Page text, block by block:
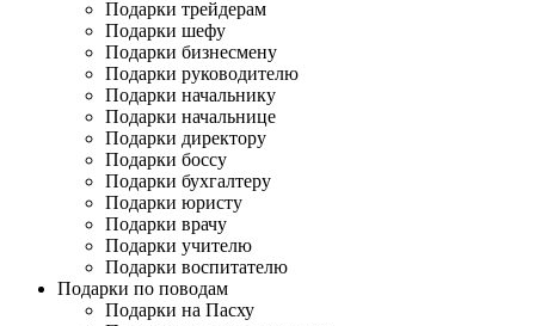
Подарки трейдерам
Подарки шефу
Подарки бизнесмену
Подарки руководителю
Подарки начальнику
Подарки начальнице
Подарки директору
Подарки боссу
Подарки бухгалтеру
Подарки юристу
Подарки врачу
Подарки учителю
Подарки воспитателю
Подарки по поводам
Подарки на Пасху